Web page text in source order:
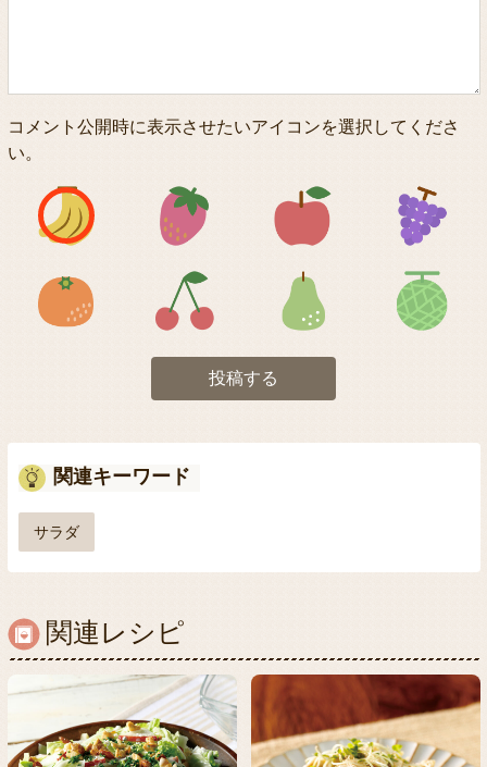
コメント公開時に表示させたいアイコンを選択してくださ
い。
アイコン1 アイコン2 アイコン3
アイコン5 アイコン6 アイコン7
投稿する
関連キーワード
サラダ
関連レシピ